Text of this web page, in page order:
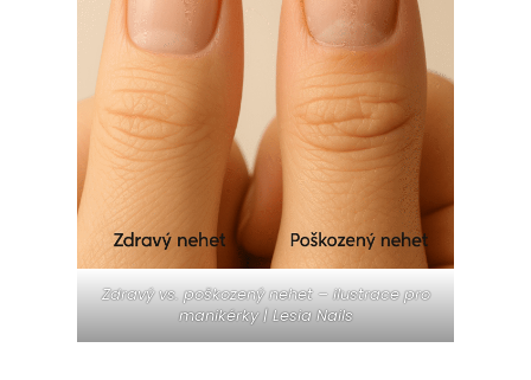
Zdravý vs. poškozený nehet – ilustrace pro
manikérky | Lesia Nails